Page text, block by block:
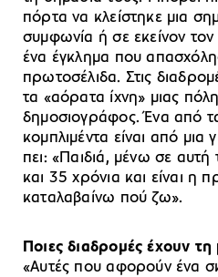
πόρτα να κλείστηκε μια
συμφωνία ή σε εκείνον
ένα έγκλημα που
πρωτοσέλιδα. Στις
τα «αόρατα ίχνη» μιας
δημοσιογράφος. Ένα από
κομπλιμέντα είναι από μια
πει: «Παιδιά, μένω σε αυτή
και 35 χρόνια και είναι
καταλαβαίνω πού ζω».
Ποιες διαδρομές έχουν
«Αυτές που αφορούν ένα